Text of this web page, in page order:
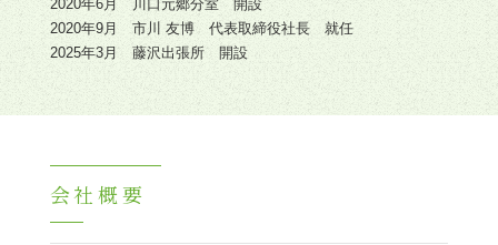
2020年6月 川口元郷分室 開設
2020年9月 市川 友博 代表取締役社長 就任
2025年3月 藤沢出張所 開設
会社概要